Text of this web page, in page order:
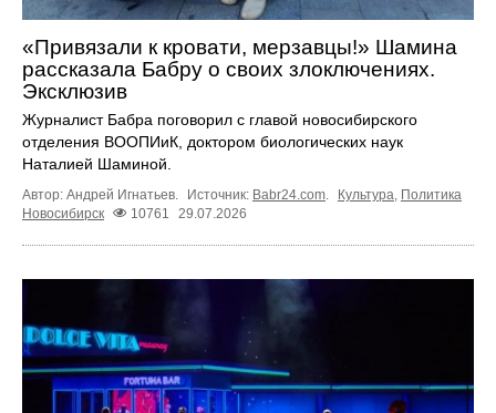
«Привязали к кровати, мерзавцы!» Шамина
рассказала Бабру о своих злоключениях.
Эксклюзив
Журналист Бабра поговорил с главой новосибирского
отделения ВООПИиК, доктором биологических наук
Наталией Шаминой.
Автор: Андрей Игнатьев. Источник: Babr24.com. Культура, Политика
Новосибирск
10761 29.07.2026